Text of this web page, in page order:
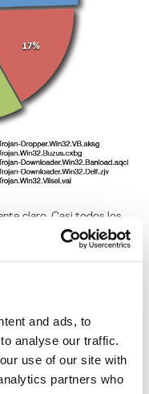
and ads, to
analyse our traffic.
use of our site with
partners who
claro. Casi todos los
en el primer trimestre
robo de informacion de
por los
Kido del que
region.
en la posicion numero 2